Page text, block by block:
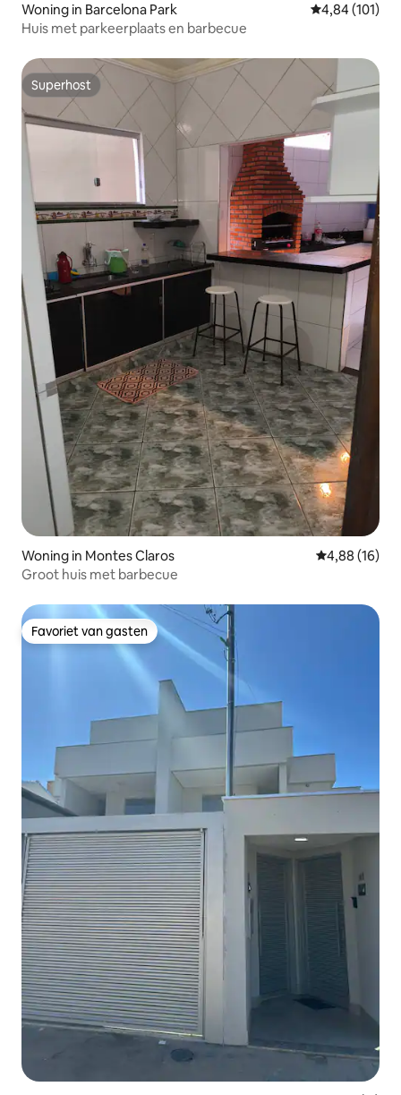
Woning in Barcelona Park Gemiddelde
4,84 (101)
Huis met parkeerplaats en barbecue
Superhost
Superhost
Woning in Montes Claros Gemiddelde
4,88 (16)
Groot huis met barbecue
Favoriet van gasten
Favoriet van gasten